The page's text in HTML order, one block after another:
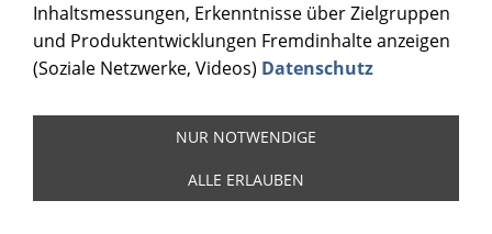
Inhaltsmessungen, Erkenntnisse über Zielgruppen
und Produktentwicklungen Fremdinhalte anzeigen
(Soziale Netzwerke, Videos) Datenschutz
NUR NOTWENDIGE
ALLE ERLAUBEN